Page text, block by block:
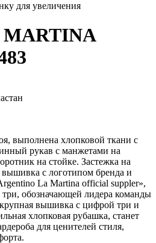
для увеличения
выполнена хлопковой ткани с
рукав с манжетами на
на стойке. Застежка на
с логотипом бренда и
La Martina official suppler»,
обозначающей лидера команды
вышивка с цифрой три и
хлопковая рубашка, станет
для ценителей стиля,